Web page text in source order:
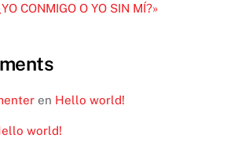
CONMIGO O YO SIN MÍ?»
en Hello world!
world!